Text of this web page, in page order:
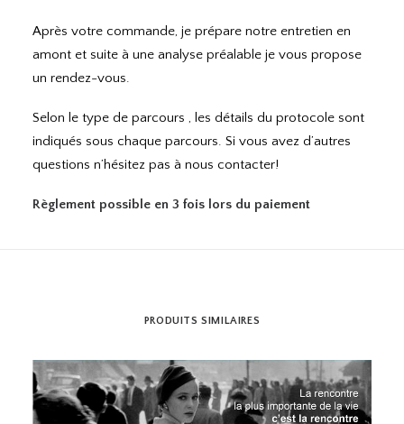
Après votre commande, je prépare notre entretien en
amont et suite à une analyse préalable je vous propose
un rendez-vous.
Selon le type de parcours , les détails du protocole sont
indiqués sous chaque parcours. Si vous avez d’autres
questions n’hésitez pas à nous contacter!
Règlement possible en 3 fois lors du paiement
PRODUITS SIMILAIRES